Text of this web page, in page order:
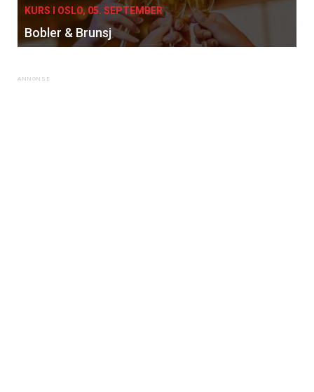
KURS I OSLO, 05. SEPTEMBER
Bobler & Brunsj